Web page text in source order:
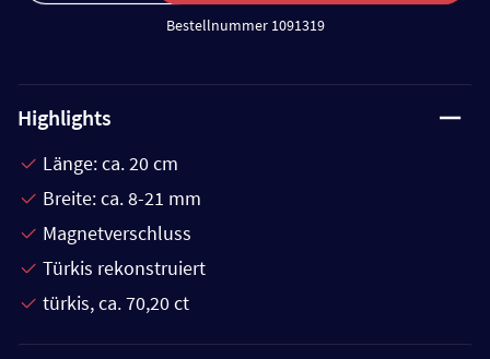
Bestellnummer 1091319
Highlights
Länge: ca. 20 cm
Breite: ca. 8-21 mm
Magnetverschluss
Türkis rekonstruiert
türkis, ca. 70,20 ct